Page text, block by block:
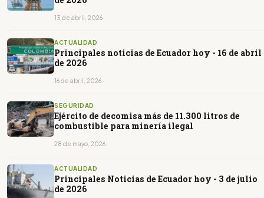
13 de abril, 2026
ACTUALIDAD
Principales noticias de Ecuador hoy - 16 de abril
de 2026
16 de abril, 2026
SEGURIDAD
Ejército de decomisa más de 11.300 litros de
combustible para minería ilegal
28 de mayo, 2026
ACTUALIDAD
Principales Noticias de Ecuador hoy - 3 de julio
de 2026